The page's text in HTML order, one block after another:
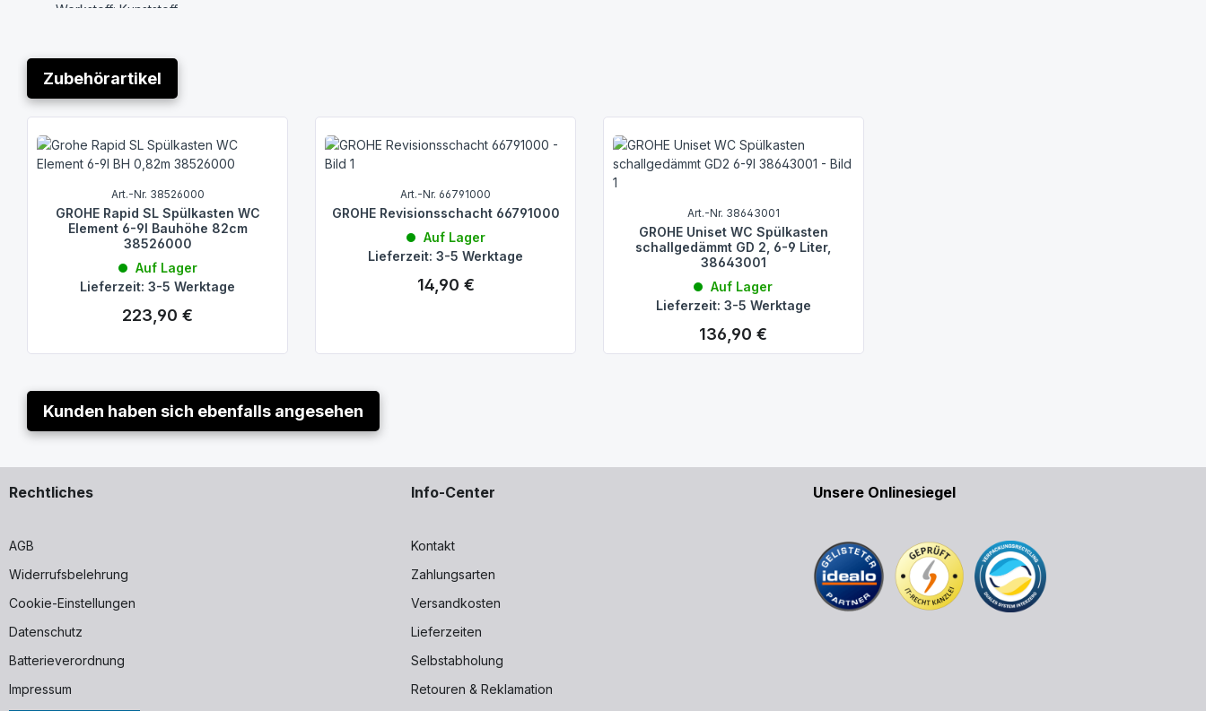
Werkstoff: Kunststoff
Zubehörartikel
Art.-Nr. 38526000
GROHE Rapid SL Spülkasten WC
Element 6-9l Bauhöhe 82cm
38526000
Auf Lager
Lieferzeit: 3-5 Werktage
Regulärer Preis:
223,90 €
Art.-Nr. 66791000
GROHE Revisionsschacht 66791000
Auf Lager
Lieferzeit: 3-5 Werktage
Regulärer Preis:
14,90 €
Art.-Nr. 38643001
GROHE Uniset WC Spülkasten
schallgedämmt GD 2, 6-9 Liter,
38643001
Auf Lager
Lieferzeit: 3-5 Werktage
Regulärer Preis:
136,90 €
Kunden haben sich ebenfalls angesehen
Rechtliches
AGB
Widerrufsbelehrung
Cookie-Einstellungen
Datenschutz
Batterieverordnung
Impressum
Info-Center
Kontakt
Zahlungsarten
Versandkosten
Lieferzeiten
Selbstabholung
Retouren & Reklamation
Unsere Onlinesiegel